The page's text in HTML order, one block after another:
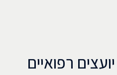
יועצים רפואיים